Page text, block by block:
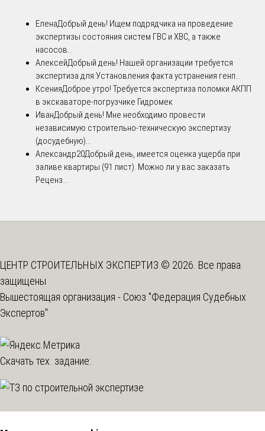
ЕленаДобрый день! Ищем подрядчика на проведение
экспертизы состояния систем ГВС и ХВС, а также
насосов...
АлексейДобрый день! Нашей организации требуется
экспертиза для:Установления факта устранения генп...
КсенияДоброе утро! Требуется экспертиза поломки АКПП
в экскаваторе-погрузчике Гидромек
ИванДобрый день! Мне необходимо провести
независимую строительно-техническую экспертизу
(досудебную)...
Александр20Добрый день, имеется оценка ущерба при
заливе квартиры (91 лист). Можно ли у вас заказать
Реценз...
ЦЕНТР СТРОИТЕЛЬНЫХ ЭКСПЕРТИЗ © 2026. Все права
защищены
Вышестоящая организация - Союз "Федерация Судебных
Экспертов"
Скачать тех. задание: